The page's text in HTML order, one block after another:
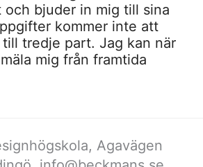
och bjuder in mig till sina
kommer inte att
tredje part. Jag kan när
mig från framtida
Agavägen